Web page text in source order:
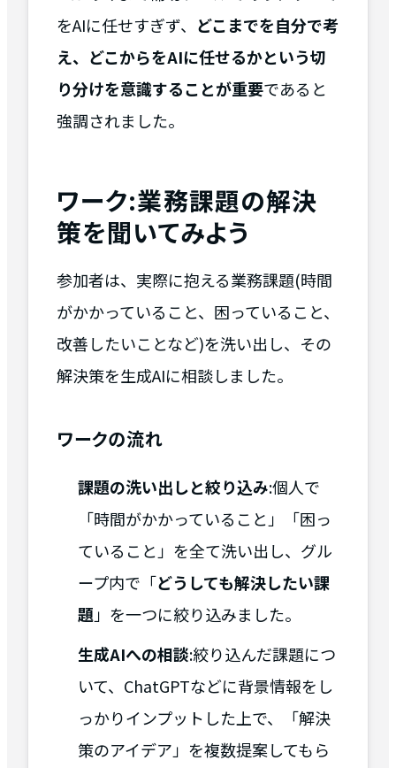
をAIに任せすぎず、 どこまでを自分で考
え、どこからをAIに任せるかという切
り分けを意識することが重要であると
強調されました。
ワーク:業務課題の解決
策を聞いてみよう
参加者は、実際に抱える業務課題(時間
がかかっていること、困っていること、
改善したいことなど)を洗い出し、その
解決策を生成AIに相談しました。
ワークの流れ
課題の洗い出しと絞り込み:個人で
「時間がかかっていること」「困っ
ていること」を全て洗い出し、グル
ープ内で「どうしても解決したい課
題」を一つに絞り込みました。
生成AIへの相談:絞り込んだ課題につ
いて、ChatGPTなどに背景情報をし
っかりインプットした上で、「解決
策のアイデア」を複数提案してもら